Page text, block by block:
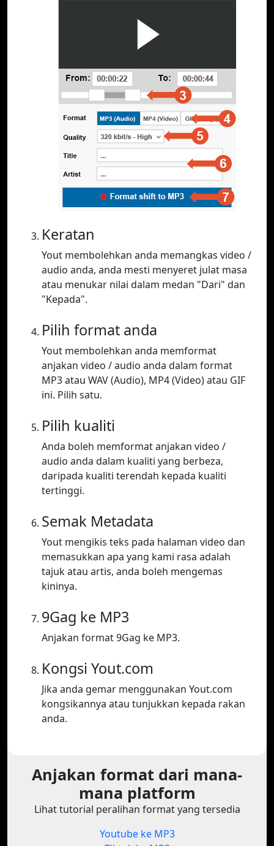
Keratan
Yout membolehkan anda memangkas video /
audio anda, anda mesti menyeret julat masa
atau menukar nilai dalam medan "Dari" dan
"Kepada".
Pilih format anda
Yout membolehkan anda memformat
anjakan video / audio anda dalam format
MP3 atau WAV (Audio), MP4 (Video) atau GIF
ini. Pilih satu.
Pilih kualiti
Anda boleh memformat anjakan video /
audio anda dalam kualiti yang berbeza,
daripada kualiti terendah kepada kualiti
tertinggi.
Semak Metadata
Yout mengikis teks pada halaman video dan
memasukkan apa yang kami rasa adalah
tajuk atau artis, anda boleh mengemas
kininya.
9Gag ke MP3
Anjakan format 9Gag ke MP3.
Kongsi Yout.com
Jika anda gemar menggunakan Yout.com
kongsikannya atau tunjukkan kepada rakan
anda.
Anjakan format dari mana-
mana platform
Lihat tutorial peralihan format yang tersedia
Youtube ke MP3